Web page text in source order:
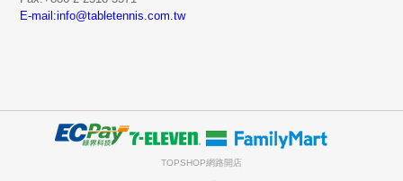
E-mail:info@tabletennis.com.tw
TOPSHOP網路開店